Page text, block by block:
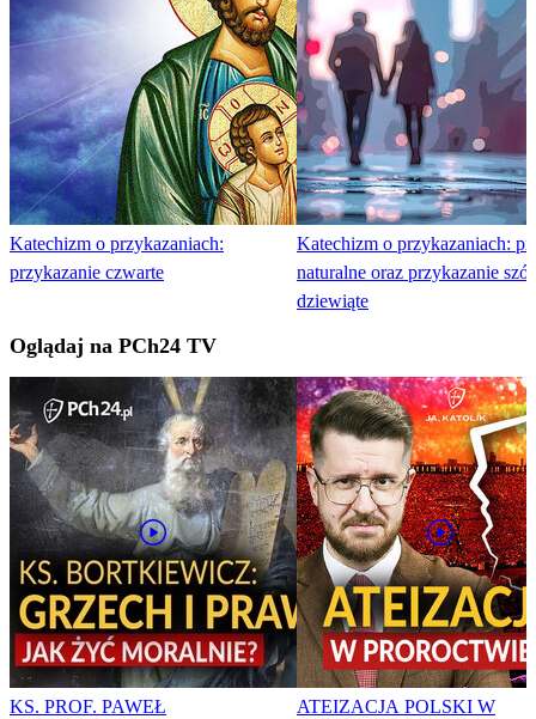
Katechizm o przykazaniach:
przykazanie czwarte
Katechizm o przykazaniach:
naturalne oraz przykazanie
dziewiąte
Oglądaj na PCh24 TV
KS. PROF. PAWEŁ
ATEIZACJA POLSKI W